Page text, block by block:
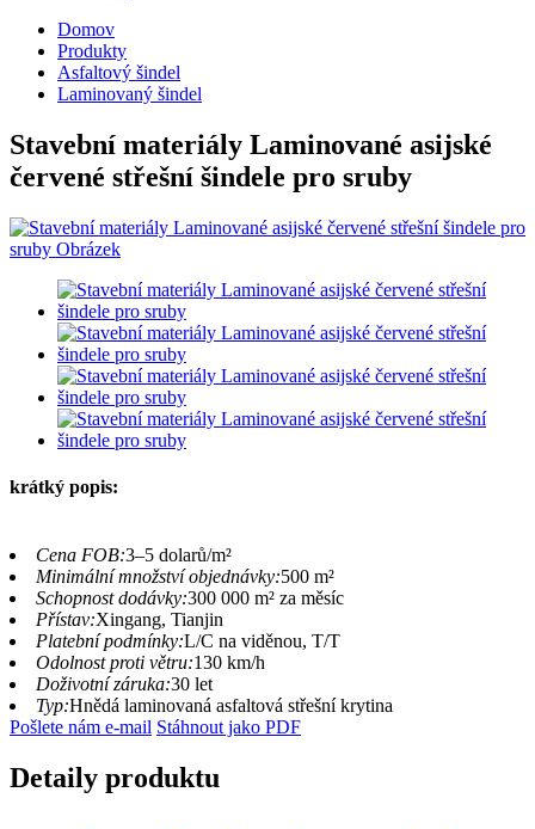
Domov
Produkty
Asfaltový šindel
Laminovaný šindel
Stavební materiály Laminované asijské
červené střešní šindele pro sruby
krátký popis:
Cena FOB:3–5 dolarů/m²
Minimální množství objednávky:500 m²
Schopnost dodávky:300 000 m² za měsíc
Přístav:Xingang, Tianjin
Platební podmínky:L/C na viděnou, T/T
Odolnost proti větru:130 km/h
Doživotní záruka:30 let
Typ:Hnědá laminovaná asfaltová střešní krytina
Pošlete nám e-mail Stáhnout jako PDF
Detaily produktu